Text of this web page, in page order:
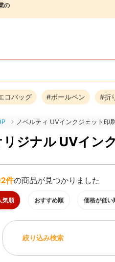
の
コバッグ #ボールペン #折
ノベルティ UVインクジェット印
リジナル UVイン
件の商品が見つかりました
気順 おすすめ順 価格が低い
絞り込み検索